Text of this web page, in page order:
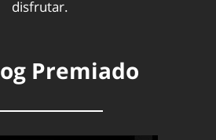
disfrutar.
Premiado